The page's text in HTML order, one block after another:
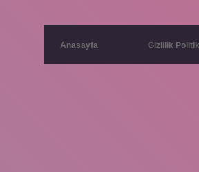
Anasayfa Gizlilik